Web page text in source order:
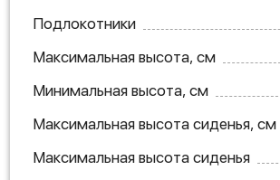
Подлокотники
Максимальная высота, см
Минимальная высота, см
Максимальная высота сиденья, см
Максимальная высота сиденья